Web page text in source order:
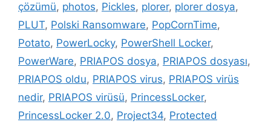
çözümü, photos, Pickles, plorer, plorer dosya,
PLUT, Polski Ransomware, PopCornTime,
Potato, PowerLocky, PowerShell Locker,
PowerWare, PRIAPOS dosya, PRIAPOS dosyası,
PRIAPOS oldu, PRIAPOS virus, PRIAPOS virüs
nedir, PRIAPOS virüsü, PrincessLocker,
PrincessLocker 2.0, Project34, Protected